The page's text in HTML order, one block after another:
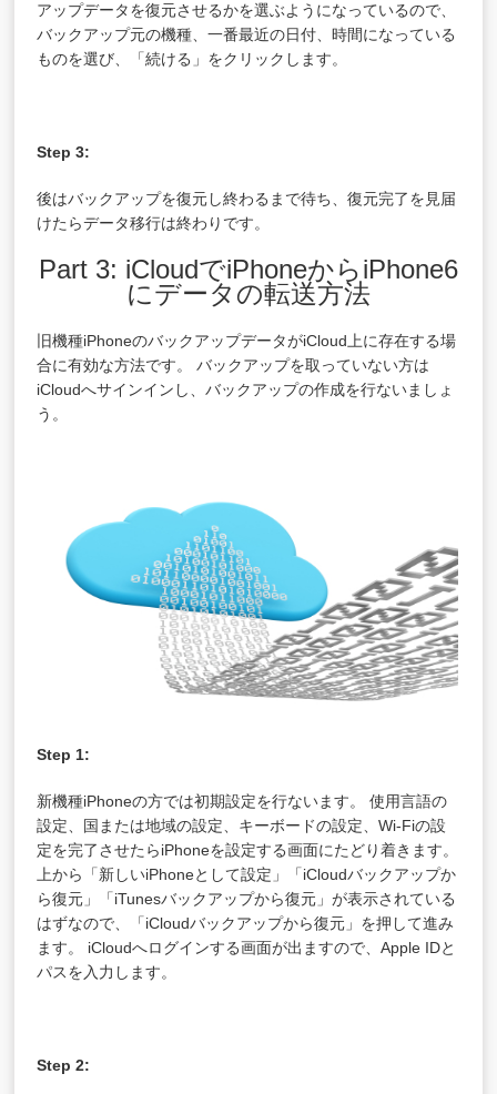
アップデータを復元させるかを選ぶようになっているので、
バックアップ元の機種、一番最近の日付、時間になっている
ものを選び、「続ける」をクリックします。
Step 3:
後はバックアップを復元し終わるまで待ち、復元完了を見届
けたらデータ移行は終わりです。
Part 3: iCloudでiPhoneからiPhone6
にデータの転送方法
旧機種iPhoneのバックアップデータがiCloud上に存在する場
合に有効な方法です。 バックアップを取っていない方は
iCloudへサインインし、バックアップの作成を行ないましょ
う。
Step 1:
新機種iPhoneの方では初期設定を行ないます。 使用言語の
設定、国または地域の設定、キーボードの設定、Wi-Fiの設
定を完了させたらiPhoneを設定する画面にたどり着きます。
上から「新しいiPhoneとして設定」「iCloudバックアップか
ら復元」「iTunesバックアップから復元」が表示されている
はずなので、「iCloudバックアップから復元」を押して進み
ます。 iCloudへログインする画面が出ますので、Apple IDと
パスを入力します。
Step 2: